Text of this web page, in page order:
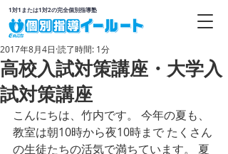
1対1または1対2の完全個別指導塾
高校入試対策講座・大学入
試対策講座
2017年8月4日 読了時間: 1分
こんにちは、竹内です。 今年の夏も、
教室は朝10時から夜10時まで たくさん
の生徒たちの活気で満ちています。 夏